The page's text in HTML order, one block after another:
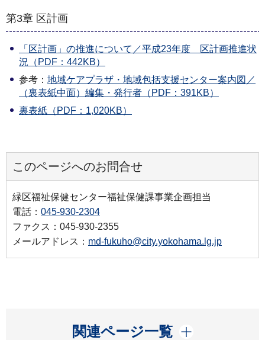
第3章 区計画
「区計画」の推進について／平成23年度 区計画推進状
況（PDF：442KB）
参考： 地域ケアプラザ・地域包括支援センター案内図／
（裏表紙中面）編集・発行者（PDF：391KB）
裏表紙（PDF：1,020KB）
このページへのお問合せ
緑区福祉保健センター福祉保健課事業企画担当
電話： 045-930-2304
ファクス：045-930-2355
メールアドレス： md-fukuho@city.yokohama.lg.jp
関連ページ一覧
開く